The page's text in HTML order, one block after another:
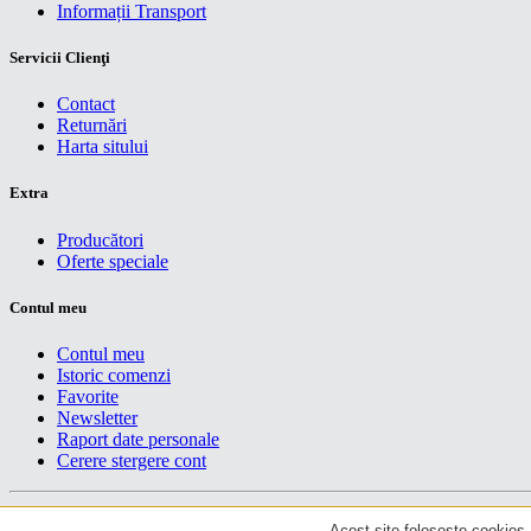
Informații Transport
Servicii Clienţi
Contact
Returnări
Harta sitului
Extra
Producători
Oferte speciale
Contul meu
Contul meu
Istoric comenzi
Favorite
Newsletter
Raport date personale
Cerere stergere cont